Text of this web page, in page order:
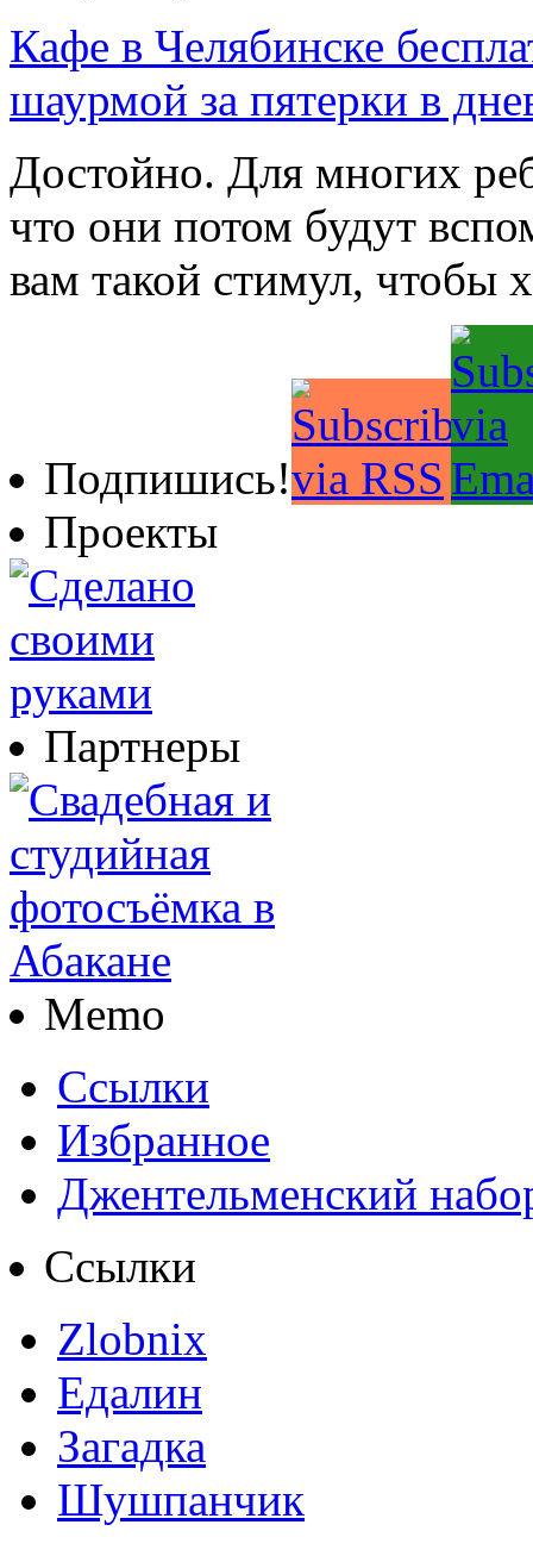
Кафе в Челябинске
шаурмой за пятерки в
Достойно. Для многих
что они потом будут
вам такой стимул, чтобы
Подпишись!
Проекты
Партнеры
Memo
Ссылки
Избранное
Джентельменский
Ссылки
Zlobnix
Едалин
Загадка
Шушпанчик